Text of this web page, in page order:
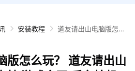
安装教程
道友请出山电脑版怎么
后台挂机 按键设置教程
版怎么玩？ 道友请出山